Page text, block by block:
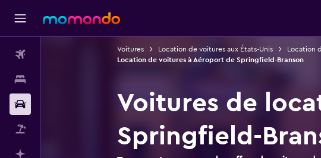
Voitures Location de voitures aux États-Unis Location
Location de voitures à Aéroport de Springfield-Branson
Voitures de
Springfield-